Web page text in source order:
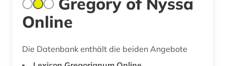
Online
Die Datenbank enthält die beiden Angebote